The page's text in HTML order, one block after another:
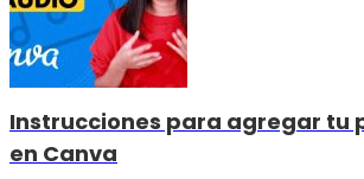
Instrucciones para agregar tu
en Canva